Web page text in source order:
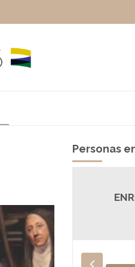
Personas